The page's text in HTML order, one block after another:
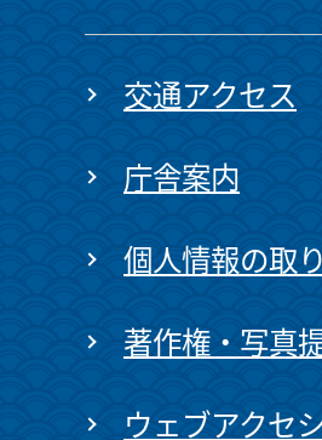
交通アクセス
庁舎案内
個人情報の取
著作権・写真
ウェブアクセ